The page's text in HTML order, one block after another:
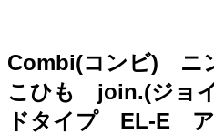
Combi(コンビ) ニ
こひも join.(ジョ
ドタイプ EL-E ア